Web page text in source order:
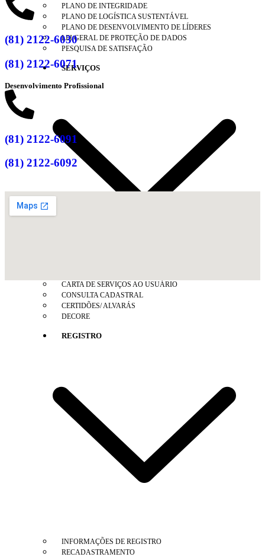
PLANO DE INTEGRIDADE
PLANO DE LOGÍSTICA SUSTENTÁVEL
PLANO DE DESENVOLVIMENTO DE LÍDERES
LEI GERAL DE PROTEÇÃO DE DADOS
PESQUISA DE SATISFAÇÃO
SERVIÇOS
CARTA DE SERVIÇOS AO USUÁRIO
CONSULTA CADASTRAL
CERTIDÕES/ ALVARÁS
DECORE
REGISTRO
INFORMAÇÕES DE REGISTRO
RECADASTRAMENTO
(81) 2122-6030
(81) 2122-6071
Desenvolvimento Profissional
(81) 2122-6091
(81) 2122-6092